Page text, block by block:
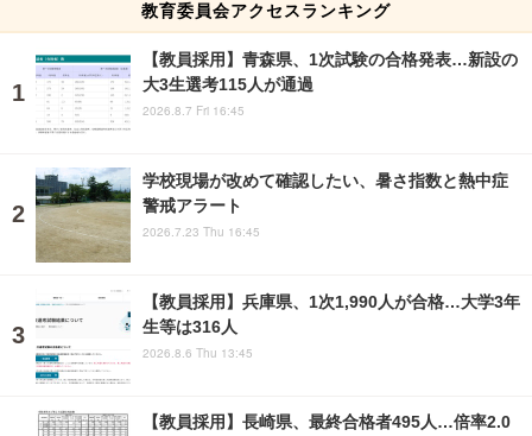
教育委員会アクセスランキング
【教員採用】青森県、1次試験の合格発表…新設の
大3生選考115人が通過
2026.8.7 Fri 16:45
学校現場が改めて確認したい、暑さ指数と熱中症
警戒アラート
2026.7.23 Thu 16:45
【教員採用】兵庫県、1次1,990人が合格…大学3年
生等は316人
2026.8.6 Thu 13:45
【教員採用】長崎県、最終合格者495人…倍率2.0